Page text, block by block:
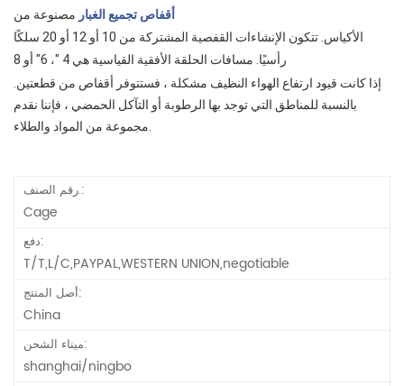
أقفاص تجميع الغبار مصنوعة من Yuanchen لتناسب معظم أنواع ونماذج
الأكياس.
تتكون الإنشاءات القفصية المشتركة من 10 أو 12 أو 20 سلكًا
إذا كانت قيود ارتفاع الهواء النظيف مشكلة ، فستتوفر أقفاص من قطعتين.
بالنسبة للمناطق التي توجد بها الرطوبة أو التآكل الحمضي ، فإننا نقدم
رقم الصنف.:
Cage
دفع:
T/T,L/C,PAYPAL,WESTERN UNION,negotiable
أصل المنتج:
China
ميناء الشحن:
shanghai/ningbo